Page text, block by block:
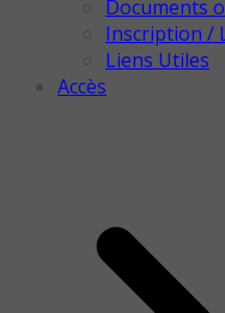
Documents
Inscription /
Liens Utiles
Accès